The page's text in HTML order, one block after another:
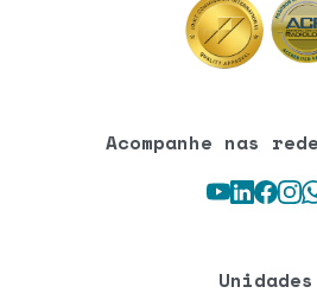
Acompanhe nas
Youtube
LinkedIn
Unidades